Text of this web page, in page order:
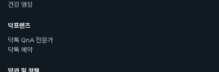
건강 영상
닥프렌즈
닥톡 QnA 전문가
닥톡 예약